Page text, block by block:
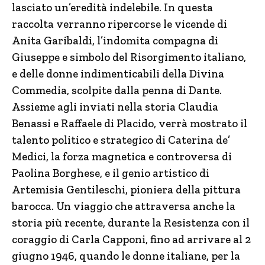
lasciato un’eredità indelebile. In questa
raccolta verranno ripercorse le vicende di
Anita Garibaldi, l’indomita compagna di
Giuseppe e simbolo del Risorgimento italiano,
e delle donne indimenticabili della Divina
Commedia, scolpite dalla penna di Dante.
Assieme agli inviati nella storia Claudia
Benassi e Raffaele di Placido, verrà mostrato il
talento politico e strategico di Caterina de’
Medici, la forza magnetica e controversa di
Paolina Borghese, e il genio artistico di
Artemisia Gentileschi, pioniera della pittura
barocca. Un viaggio che attraversa anche la
storia più recente, durante la Resistenza con il
coraggio di Carla Capponi, fino ad arrivare al 2
giugno 1946, quando le donne italiane, per la